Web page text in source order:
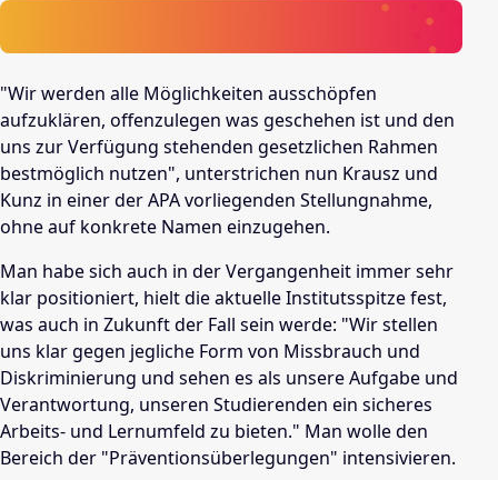
"Wir werden alle Möglichkeiten ausschöpfen
aufzuklären, offenzulegen was geschehen ist und den
uns zur Verfügung stehenden gesetzlichen Rahmen
bestmöglich nutzen", unterstrichen nun Krausz und
Kunz in einer der APA vorliegenden Stellungnahme,
ohne auf konkrete Namen einzugehen.
Man habe sich auch in der Vergangenheit immer sehr
klar positioniert, hielt die aktuelle Institutsspitze fest,
was auch in Zukunft der Fall sein werde: "Wir stellen
uns klar gegen jegliche Form von Missbrauch und
Diskriminierung und sehen es als unsere Aufgabe und
Verantwortung, unseren Studierenden ein sicheres
Arbeits- und Lernumfeld zu bieten." Man wolle den
Bereich der "Präventionsüberlegungen" intensivieren.